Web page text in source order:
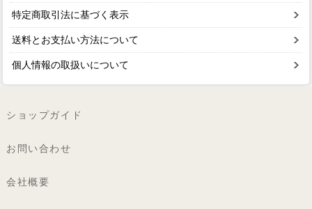
特定商取引法に基づく表示
送料とお支払い方法について
個人情報の取扱いについて
ショップガイド
お問い合わせ
会社概要